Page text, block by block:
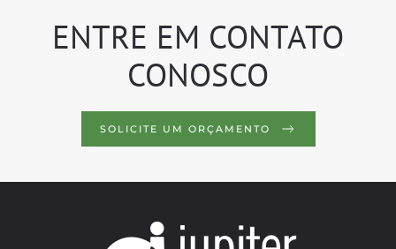
ENTRE EM CONTATO
CONOSCO
SOLICITE UM ORÇAMENTO